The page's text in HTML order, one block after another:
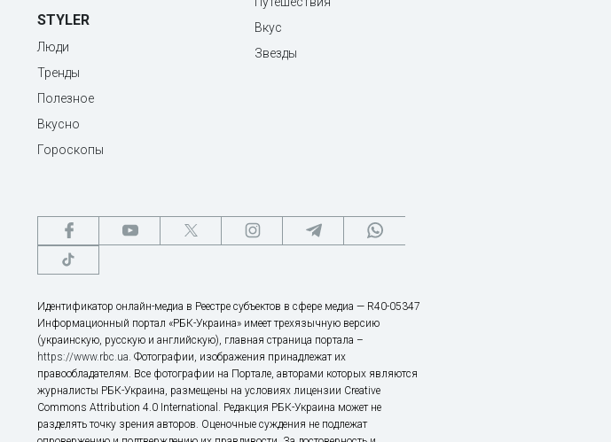
STYLER
Люди
Тренды
Полезное
Вкусно
Гороскопы
Вкус
Звезды
Идентификатор онлайн-медиа в Реестре субъектов в сфере медиа — R40-05347
Информационный портал «РБК-Украина» имеет трехязычную версию
(украинскую, русскую и английскую), главная страница портала –
https://www.rbc.ua. Фотографии, изображения принадлежат их
правообладателям. Все фотографии на Портале, авторами которых являются
журналисты РБК-Украина, размещены на условиях лицензии Creative
Commons Attribution 4.0 International. Редакция РБК-Украина может не
разделять точку зрения авторов. Оценочные суждения не подлежат